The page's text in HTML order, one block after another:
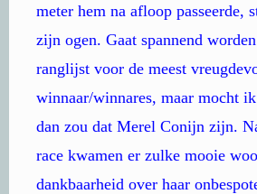
meter hem na afloop passeerde,
zijn ogen. Gaat spannend
ranglijst voor de meest
winnaar/winnares, maar mocht
dan zou dat Merel Conijn zijn.
race kwamen er zulke mooie
dankbaarheid over haar